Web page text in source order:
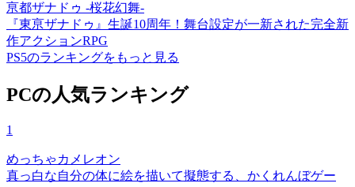
亰都ザナドゥ -桜花幻舞-
『東亰ザナドゥ』生誕10周年！舞台設定が一新された完全新
作アクションRPG
PS5のランキングをもっと見る
PCの人気ランキング
1
めっちゃカメレオン
真っ白な自分の体に絵を描いて擬態する、かくれんぼゲー